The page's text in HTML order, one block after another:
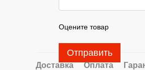
Оцените товар
Отправить
Доставка Оплата